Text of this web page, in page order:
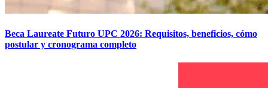
Beca Laureate Futuro UPC 2026: Requisitos, beneficios, cómo
postular y cronograma completo